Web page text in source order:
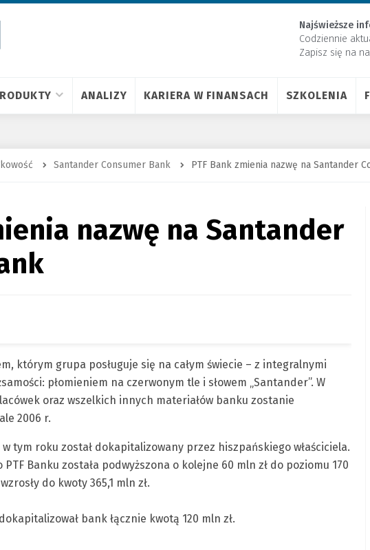
Najświeższe
Codziennie
Zapisz się na
ANALIZY KARIERA W FINANSACH SZKOLENIA
Santander Consumer Bank PTF Bank zmienia nazwę na Santander
nazwę na Santander
którym grupa posługuje się na całym świecie – z integralnymi
płomieniem na czerwonym tle i słowem „Santander”. W
oraz wszelkich innych materiałów banku zostanie
2006 r.
tym roku został dokapitalizowany przez hiszpańskiego właściciela.
PTF Banku została podwyższona o kolejne 60 mln zł do poziomu 170
do kwoty 365,1 mln zł.
bank łącznie kwotą 120 mln zł.